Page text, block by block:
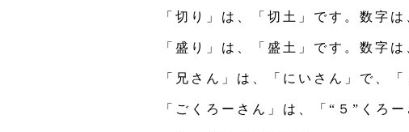
「切り」は、「切土」です。数字は
「盛り」は、「盛土」です。数字は
「兄さん」は、「にいさん」で、
「ごくろーさん」は、「“５”くろー